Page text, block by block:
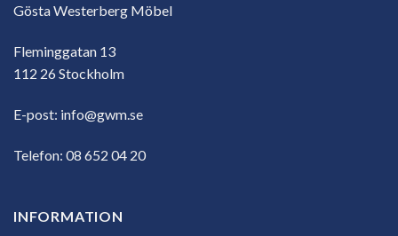
Gösta Westerberg Möbel
Fleminggatan 13
112 26 Stockholm
E-post: info@gwm.se
Telefon: 08 652 04 20
INFORMATION